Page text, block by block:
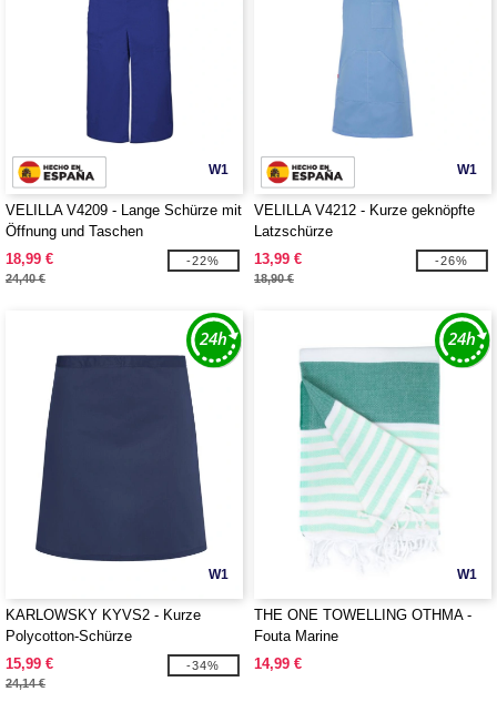
W1
VELILLA V4209 - Lange Schürze mit
Öffnung und Taschen
18,99 €
24,40 €
-22%
W1
VELILLA V4212 - Kurze geknöpfte
Latzschürze
13,99 €
18,90 €
-26%
W1
KARLOWSKY KYVS2 - Kurze
Polycotton-Schürze
15,99 €
24,14 €
-34%
W1
THE ONE TOWELLING OTHMA -
Fouta Marine
14,99 €